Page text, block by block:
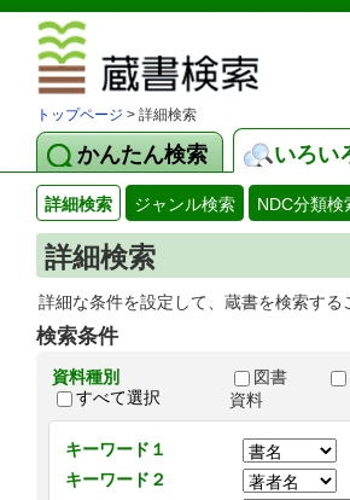
トップページ > 詳細検索
かんたん検索 いろい
詳細検索 ジャンル検索 NDC分類検
詳細検索
詳細な条件を設定して、蔵書を検索する
検索条件
資料種別
すべて選択
図書
資料
キーワード１
キーワード２